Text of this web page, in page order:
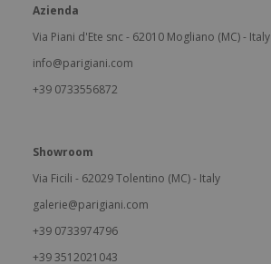
Azienda
Via Piani d'Ete snc - 62010 Mogliano (MC) - Italy
info@parigiani.com
+39 0733556872
Showroom
Via Ficili - 62029 Tolentino (MC) - Italy
galerie@parigiani.com
+39 0733974796
+39 3512021043